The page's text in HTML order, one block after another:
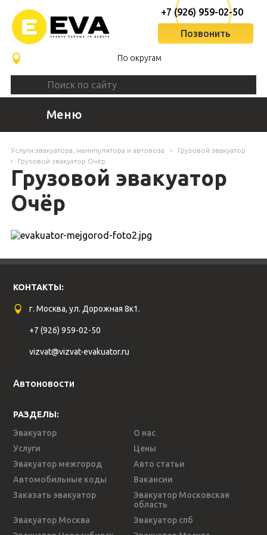
По округам
+7 (926) 959-02-50
Позвонить
Меню
Услуги эвакуатора, манипулятора и автовоза
Грузовой эвакуатор
Грузовой эвакуатор Очёр
Грузовой эвакуатор
Очёр
КОНТАКТЫ:
г. Москва, ул. Дорожная 8к1.
+7 (926) 959-02-50
vizvat@vizvat-evakuator.ru
Автоновости
РАЗДЕЛЫ:
Эвакуатор
О нас
Услуги
Цены
Эвакуатор межгород
Авто статьи
Автомобильные коды
Вакансии
Заказать эвакуатор
Эвакуатор Московская
область
Эвакуатор Москва
Эвакуатор спб